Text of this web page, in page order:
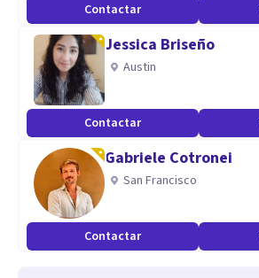
Contactar
Jessica Briseño
Austin
Contactar
Gabriele Cotronei
San Francisco
Contactar